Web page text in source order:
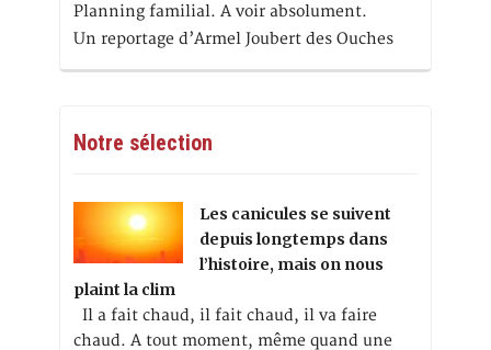
Planning familial. A voir absolument.
Un reportage d’Armel Joubert des Ouches
Notre sélection
Les canicules se suivent
depuis longtemps dans
l’histoire, mais on nous
plaint la clim
Il a fait chaud, il fait chaud, il va faire
chaud. A tout moment, même quand une